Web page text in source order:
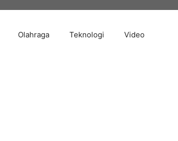
Olahraga Teknologi Video